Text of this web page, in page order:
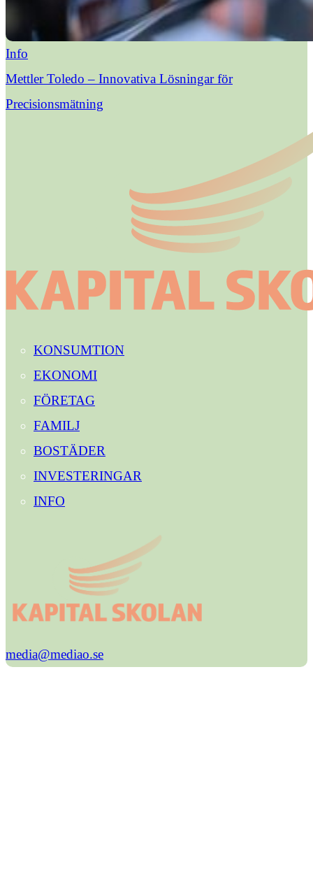
Info
Mettler Toledo – Innovativa Lösningar för
Precisionsmätning
KONSUMTION
EKONOMI
FÖRETAG
FAMILJ
BOSTÄDER
INVESTERINGAR
INFO
media@mediao.se